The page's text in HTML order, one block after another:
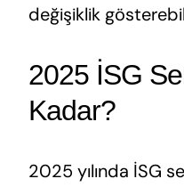
değişiklik
2025 İSG
Kadar?
2025 yılında İSG